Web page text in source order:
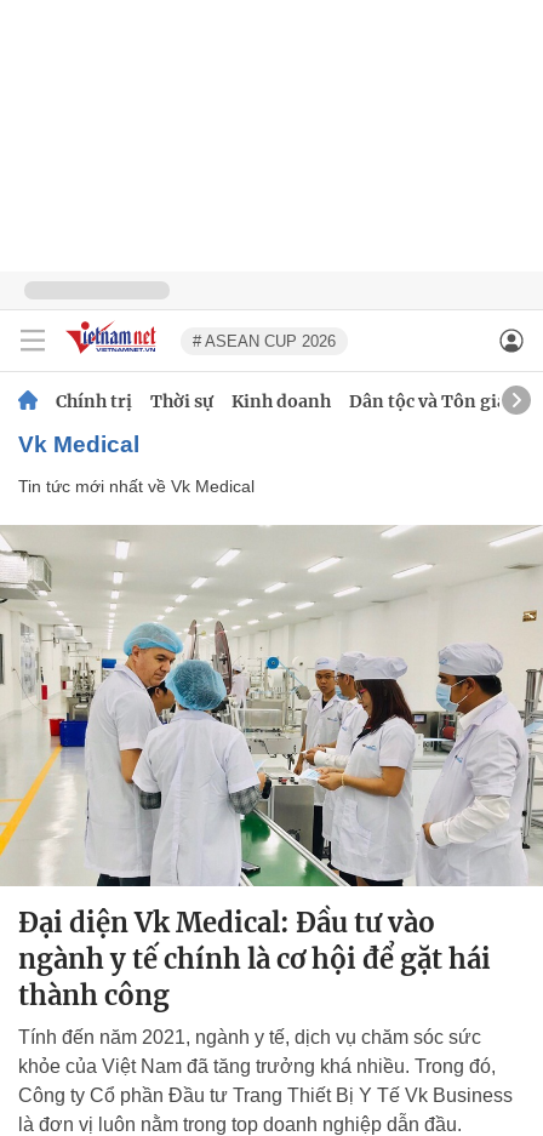
# ASEAN CUP 2026
Chính trị Thời sự Kinh doanh Dân tộc và Tôn giáo
Vk Medical
Tin tức mới nhất về Vk Medical
Đại diện Vk Medical: Đầu tư vào
ngành y tế chính là cơ hội để gặt hái
thành công
Tính đến năm 2021, ngành y tế, dịch vụ chăm sóc sức
khỏe của Việt Nam đã tăng trưởng khá nhiều. Trong đó,
Công ty Cổ phần Đầu tư Trang Thiết Bị Y Tế Vk Business
là đơn vị luôn nằm trong top doanh nghiệp dẫn đầu.